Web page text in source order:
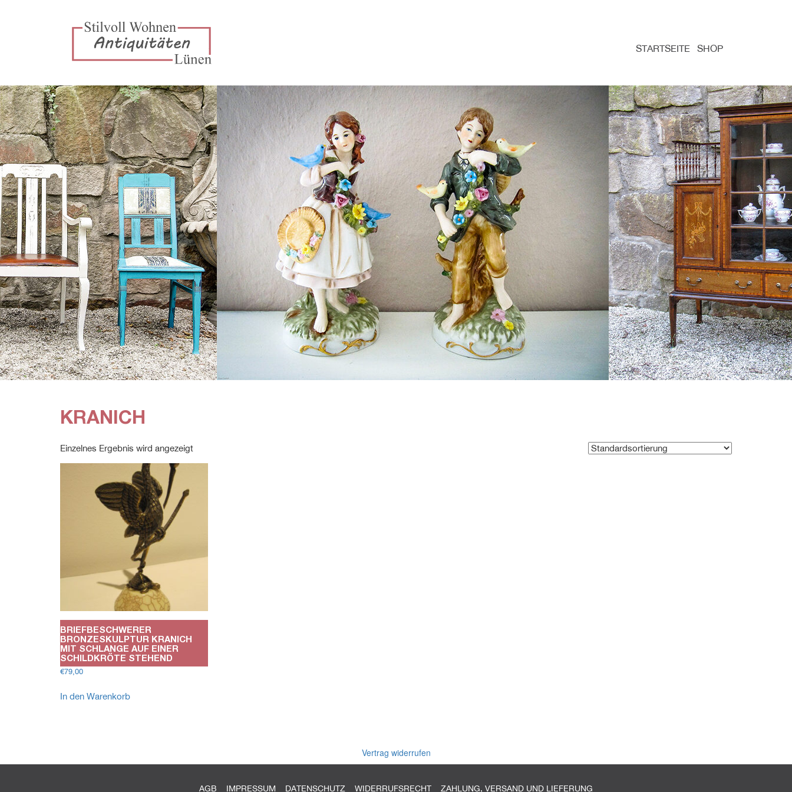
STARTSEITE SHOP
KRANICH
Einzelnes Ergebnis wird angezeigt
BRIEFBESCHWERER
BRONZESKULPTUR KRANICH
MIT SCHLANGE AUF EINER
SCHILDKRÖTE STEHEND
€79,00
In den Warenkorb
Vertrag widerrufen
AGB IMPRESSUM DATENSCHUTZ WIDERRUFSRECHT ZAHLUNG, VERSAND UND LIEFERUNG